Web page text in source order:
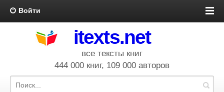
Войти
itexts.net
все тексты книг
444 000 книг, 109 000 авторов